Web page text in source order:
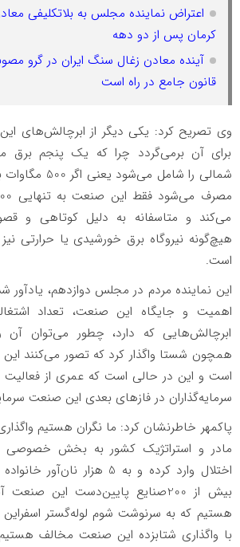
اعتراض نماینده مجلس به بلاتکلیفی
کرمان پس از دو دهه
آینده معادن زغال سنگ ایران در گرو
قانون جامع در راه است
وی تصریح کرد: یکی دیگر از ابرچالش‌های
برای آن برمی‌گردد چرا که یک پنجم برق
شمالی را شامل
می‌کند و متاسفانه به دلیل کوتاهی و
هیچ‌گونه نیروگاه برق خورشیدی یا حرارتی
است.
این نماینده مردم در مجلس دوازدهم، یادآور
اهمیت و جایگاه این صنعت، تعداد
ابرچالش‌هایی که دارد، چطور می‌توان آن
همچون شستا واگذار کرد که تصور می‌کنند
است و این در حالی است که عمری از فعالیت
سرمایه‌گذاران در فازهای بعدی این صنعت
پاکمهر خاطرنشان کرد: ما نگران هستیم
مادر و استراتژیک کشور به بخش خصوصی
اختلال وارد کرده و به 5 هزار
بیش از 200صنایع پایین‌دست این
هستیم که به سرنوشت شوم لوله‌گستر اسفراین